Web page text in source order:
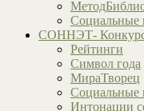
Социальные
СОННЭТ-
Рейтинги
Символ года
МираТворец
Социальные
Интонации